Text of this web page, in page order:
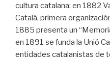
cultura catalana; en 1882
Catalá, primera
1885 presenta un
en 1891 se funda la Unió
entidades catalanistas de